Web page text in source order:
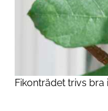
Fikonträdet trivs